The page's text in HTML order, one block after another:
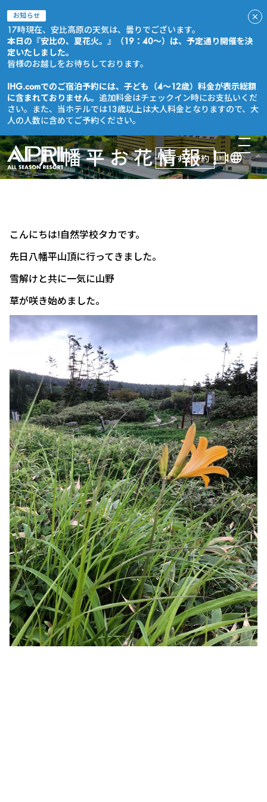
お知らせ
17時現在、安比高原の天気は、曇りでございます。
本日の『安比の、夏花火。』（19：40～）は、予定通り開催を決
定いたしました。
皆様のお越しをお待ちしております。
IHG.comでのご宿泊予約には、子ども（4～12歳）料金が表示総額
に含まれておりません。 追加料金はチェックイン時にお支払いくだ
さい。また、当ホテルでは13歳以上は大人料金となりますので、大
人の人数に含めてご予約ください。
今すぐ予約
八幡平お花情報！
こんにちは!自然学校タカです。
先日八幡平山頂に行ってきました。
雪解けと共に一気に山野
草が咲き始めました。